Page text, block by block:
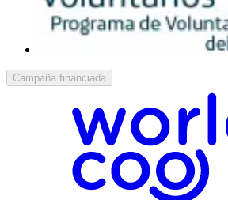
Campaña financiada